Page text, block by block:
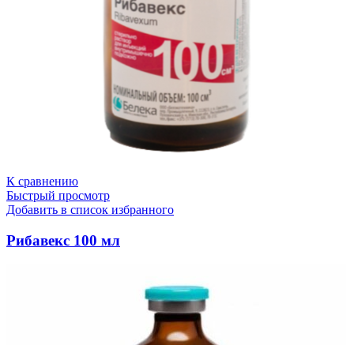
К сравнению
Быстрый просмотр
Добавить в список избранного
Рибавекс 100 мл